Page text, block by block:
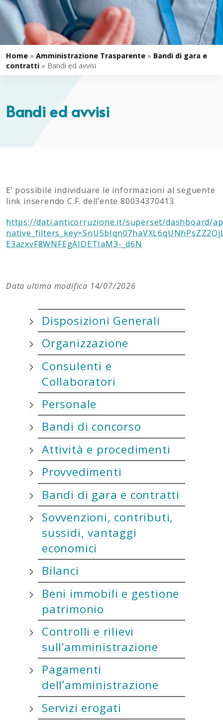
Home » Amministrazione Trasparente » Bandi di gara e
contratti » Bandi ed avvisi
Bandi ed avvisi
E’ possibile individuare le informazioni al seguente
link inserendo C.F. dell’ente 80034370413
https://dati.anticorruzione.it/superset/dashboard/
E3azxvF8WNFEgAIDETIaM3-_d6N
Data ultima modifica 14/07/2026
Disposizioni Generali
Organizzazione
Consulenti e
Collaboratori
Personale
Bandi di concorso
Attività e procedimenti
Provvedimenti
Bandi di gara e contratti
Sovvenzioni, contributi,
sussidi, vantaggi
economici
Bilanci
Beni immobili e gestione
patrimonio
Controlli e rilievi
sull’amministrazione
Pagamenti
dell’amministrazione
Servizi erogati